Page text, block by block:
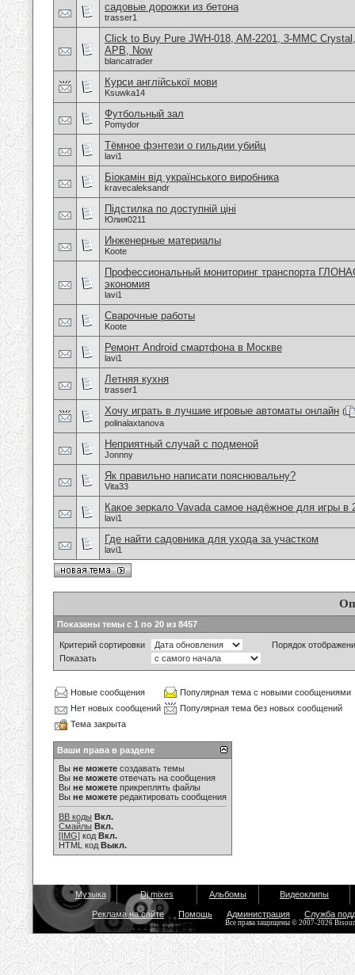
садовые дорожки из бетона
trasser1
Click to Buy Pure JWH-018, AM-2201, 3-MMC
APB, Now
blancatrader
Курси англійської мови
Ksuwka14
Футбольный зал
Pomydor
Тёмное фэнтези о гильдии убийц
lavi1
Біокамін від українського виробника
kravecaleksandr
Підстилка по доступній ціні
Юлия0211
Инженерные материалы
Koote
Профессиональный мониторинг транспорта
экономия
lavi1
Сварочные работы
Koote
Ремонт Android смартфона в Москве
lavi1
Летняя кухня
trasser1
Хочу играть в лучшие игровые автоматы онлайн (
polinalaxtanova
Неприятный случай с подменой
Jonnny
Як правильно написати пояснювальну?
Vita33
Какое зеркало Vavada самое надёжное для игры в
lavi1
Где найти садовника для ухода за участком
lavi1
Показаны темы с 1 по 20 из 8457
Критерий сортировки
Порядок
Показать
Новые сообщения
Популярная тема с новыми сообщениями
Нет новых сообщений
Популярная тема без новых сообщений
Тема закрыта
Ваши права в разделе
Вы не можете создавать темы
Вы не можете отвечать на сообщения
Вы не можете прикреплять файлы
Вы не можете редактировать сообщения
BB коды Вкл.
Смайлы Вкл.
[IMG] код Вкл.
HTML код Выкл.
Музыка Dj mixes Альбомы Видеоклипы
Реклама на сайте Помощь Администрация Служба
Все права защищены © 2007-2026